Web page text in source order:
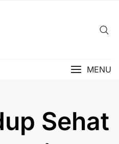
MENU
Sehat